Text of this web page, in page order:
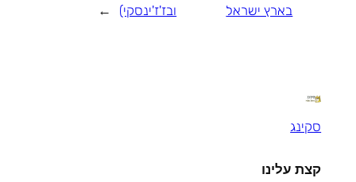
בארץ ישראל
ובז'ז'ינסקי)
→
סקינג
קצת עלינו